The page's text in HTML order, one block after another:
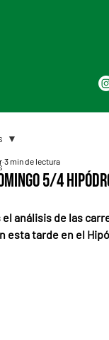
5/4
3 min de lectura
análisis de las
esta tarde en el